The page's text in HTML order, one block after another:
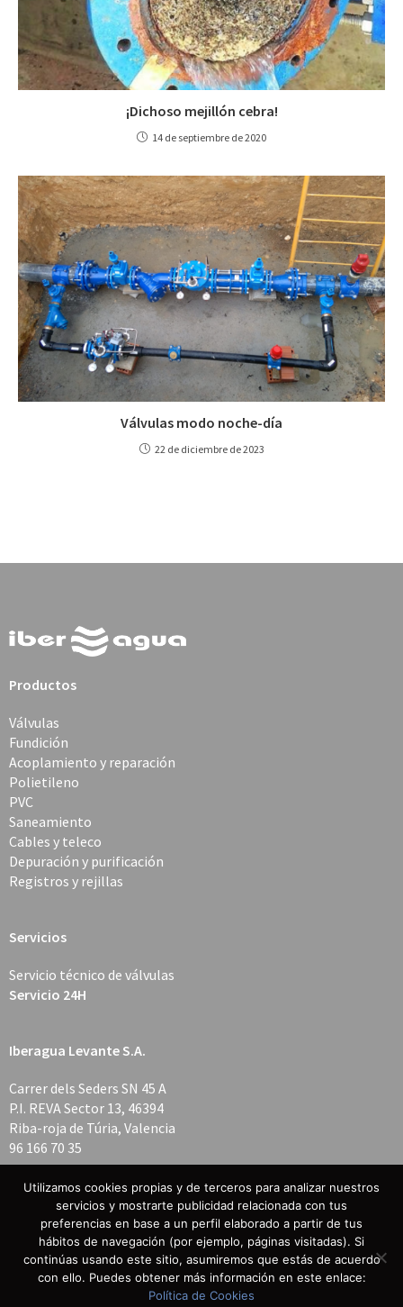
¡Dichoso mejillón cebra!
14 de septiembre de 2020
Válvulas modo noche-día
22 de diciembre de 2023
Productos
Válvulas
Fundición
Acoplamiento y reparación
Polietileno
PVC
Saneamiento
Cables y teleco
Depuración y purificación
Registros y rejillas
Servicios
Servicio técnico de válvulas
Servicio 24H
Iberagua Levante S.A.
Carrer dels Seders SN 45 A
P.I. REVA Sector 13, 46394
Riba-roja de Túria, Valencia
96 166 70 35
© Iberagua –Aviso Legal|Política de Privacidad|Política de
Cookies
Utilizamos cookies propias y de terceros para analizar nuestros
servicios y mostrarte publicidad relacionada con tus
preferencias en base a un perfil elaborado a partir de tus
hábitos de navegación (por ejemplo, páginas visitadas). Si
continúas usando este sitio, asumiremos que estás de acuerdo
con ello. Puedes obtener más información en este enlace:
Política de Cookies